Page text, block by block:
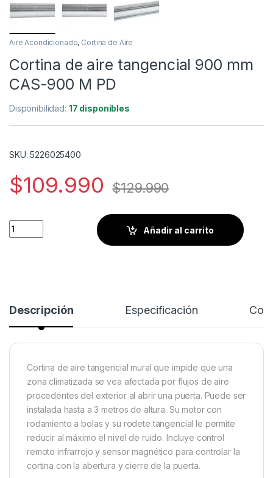
Aire Acondicionado, Cortina de Aire
Cortina de aire tangencial 900 mm
CAS-900 M PD
Disponibilidad: 17 disponibles
SKU: 5226025400
$109.990 $129.990
Cortina de aire tangencial 900 mm CAS-900 M PD cantidad
Añadir al carrito
Descripción Especificación
Cortina de aire tangencial mural que impide que una
zona climatizada se vea afectada por flujos de aire
procedentes del exterior al abrir una puerta. Puede ser
instalada hasta a 3 metros de altura. Su motor con
rodamiento a bolas y su rodete tangencial le permite
reducir al máximo el nivel de ruido. Incluye control
remoto infrarrojo y sensor magnético para controlar la
cortina con la abertura y cierre de la puerta.